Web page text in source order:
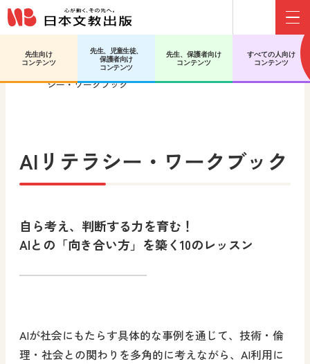
先生向け
コンテンツ
先生、児童生徒、
保護者向け
コンテンツ
先生、保護者向け
コンテンツ
すべての人向け
コンテンツ
日文HOME 高等学校 情報 副教材
AIリテラ
シー・ワークブック
AIリテラシー・ワークブック
自ら考え、判断する力を育む！
AIとの「向き合い方」を築く10のレッスン
AIが社会にもたらす具体的な事例を通じて、技術・倫
理・社会との関わりを多角的に考えながら、AI利用に